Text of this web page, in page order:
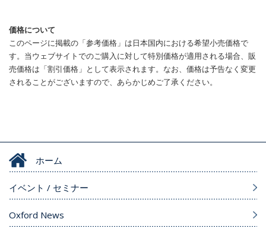
価格について
このページに掲載の「参考価格」は日本国内における希望小売価格で
す。当ウェブサイトでのご購入に対して特別価格が適用される場合、販
売価格は「割引価格」として表示されます。なお、価格は予告なく変更
されることがございますので、あらかじめご了承ください。
ホーム
イベント / セミナー
Oxford News